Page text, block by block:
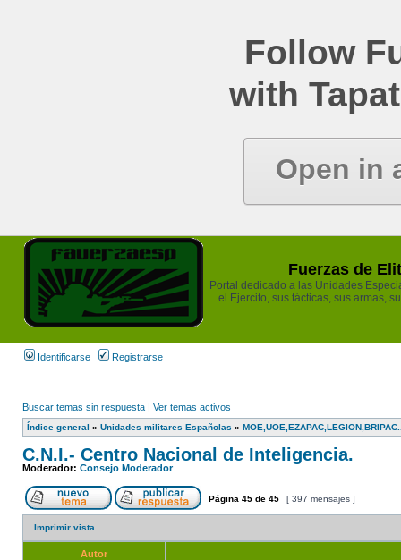
Follow
with
Open in
Fuerzas de
Portal dedicado a las Unidades
el Ejercito, sus tácticas, sus armas,
Identificarse Registrarse
Buscar temas sin respuesta | Ver temas activos
Índice general » Unidades militares Españolas »
C.N.I.- Centro Nacional de Inteligencia.
Moderador: Consejo Moderador
Página 45 de 45 [ 397 mensajes ]
Imprimir vista
Autor